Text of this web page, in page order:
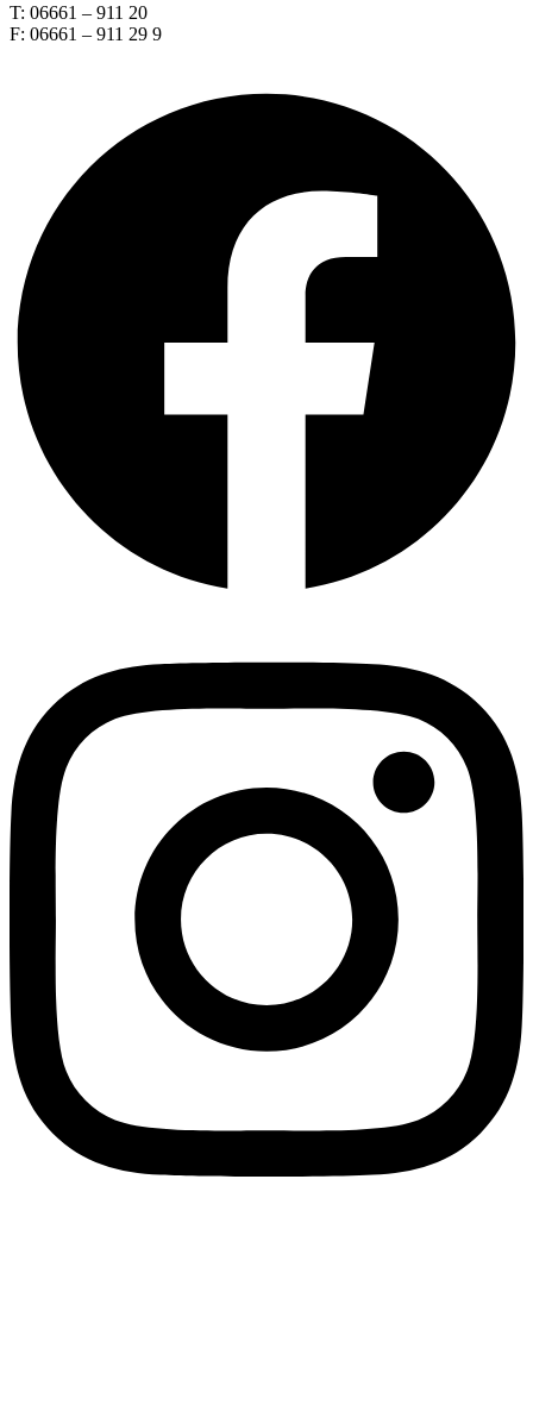
T: 06661 – 911 20
F: 06661 – 911 29 9